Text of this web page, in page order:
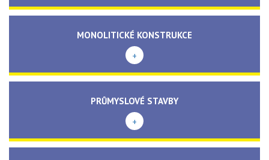
MONOLITICKÉ KONSTRUKCE
+
PRŮMYSLOVÉ STAVBY
+